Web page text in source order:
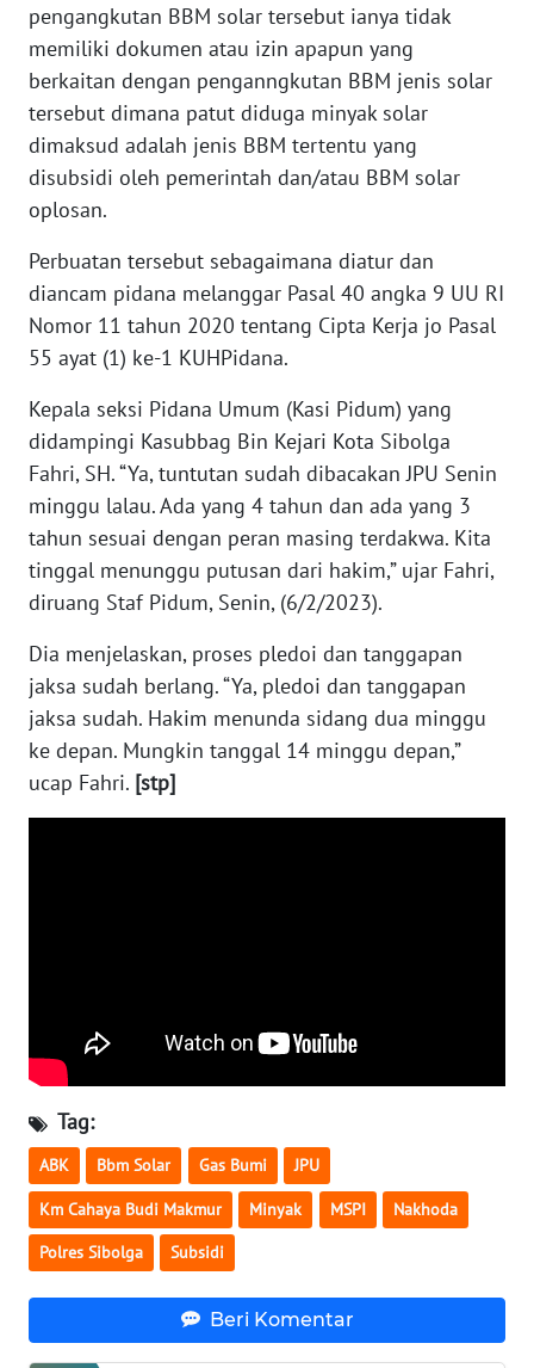
pengangkutan BBM solar tersebut ianya tidak
memiliki dokumen atau izin apapun yang
berkaitan dengan penganngkutan BBM jenis solar
tersebut dimana patut diduga minyak solar
dimaksud adalah jenis BBM tertentu yang
disubsidi oleh pemerintah dan/atau BBM solar
oplosan.
Perbuatan tersebut sebagaimana diatur dan
diancam pidana melanggar Pasal 40 angka 9 UU RI
Nomor 11 tahun 2020 tentang Cipta Kerja jo Pasal
55 ayat (1) ke-1 KUHPidana.
Kepala seksi Pidana Umum (Kasi Pidum) yang
didampingi Kasubbag Bin Kejari Kota Sibolga
Fahri, SH. “Ya, tuntutan sudah dibacakan JPU Senin
minggu lalau. Ada yang 4 tahun dan ada yang 3
tahun sesuai dengan peran masing terdakwa. Kita
tinggal menunggu putusan dari hakim,” ujar Fahri,
diruang Staf Pidum, Senin, (6/2/2023).
Dia menjelaskan, proses pledoi dan tanggapan
jaksa sudah berlang. “Ya, pledoi dan tanggapan
jaksa sudah. Hakim menunda sidang dua minggu
ke depan. Mungkin tanggal 14 minggu depan,”
ucap Fahri. [stp]
Tag:
ABK Bbm Solar Gas Bumi JPU
Km Cahaya Budi Makmur Minyak MSPI Nakhoda
Polres Sibolga Subsidi
Beri Komentar
WN
TAPANULI
SAMOSIR
WN
LAWAS
WN
SUMEDANG
WN
CIANJUR
WN
KEPULAUAN
SERIBU
WN
TANGERANG
WN
CIREBON
WN
MAJALENGKA
WN
SUBANG
WN
SUKABUMI